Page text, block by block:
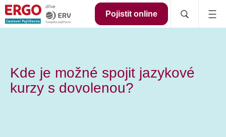
Pojistit online
Kde je možné spojit jazykové
kurzy s dovolenou?